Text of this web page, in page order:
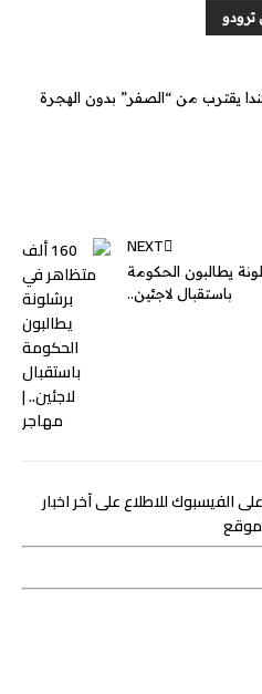
يقترب من “الصفر” بدون الهجرة
NEXT
يطالبون الحكومة
باستقبال لاجئين..
الفيسبوك للاطلاع على آخر اخبار